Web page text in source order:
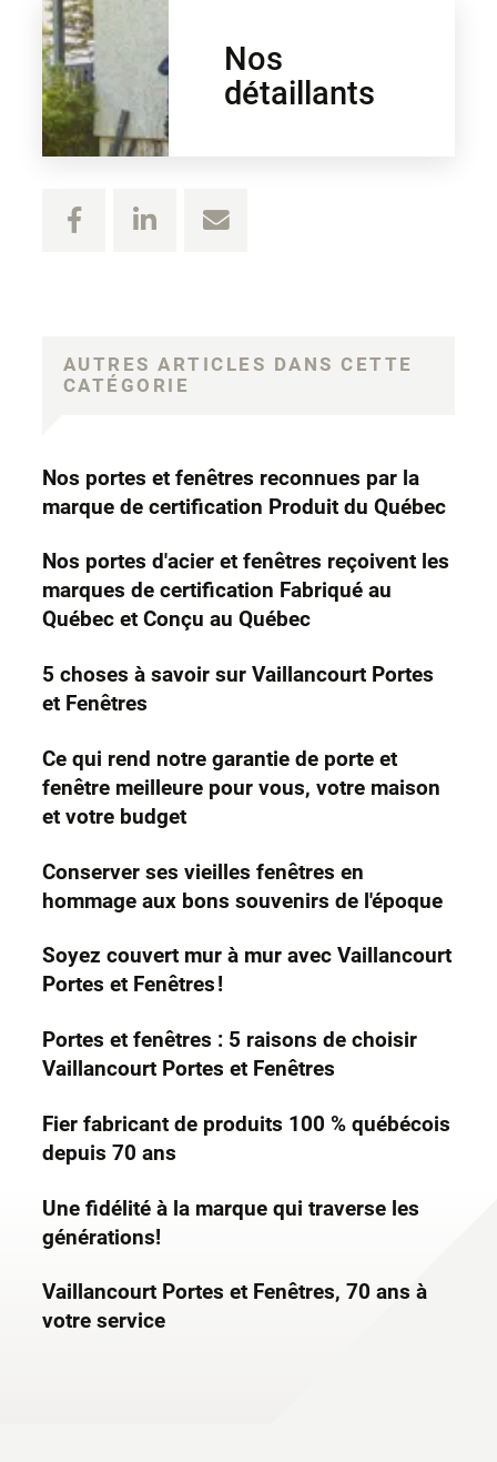
Nos
détaillants
AUTRES ARTICLES DANS CETTE
CATÉGORIE
Nos portes et fenêtres reconnues par la
marque de certification Produit du Québec
Nos portes d'acier et fenêtres reçoivent les
marques de certification Fabriqué au
Québec et Conçu au Québec
5 choses à savoir sur Vaillancourt Portes
et Fenêtres
Ce qui rend notre garantie de porte et
fenêtre meilleure pour vous, votre maison
et votre budget
Conserver ses vieilles fenêtres en
hommage aux bons souvenirs de l'époque
Soyez couvert mur à mur avec Vaillancourt
Portes et Fenêtres !
Portes et fenêtres : 5 raisons de choisir
Vaillancourt Portes et Fenêtres
Fier fabricant de produits 100 % québécois
depuis 70 ans
Une fidélité à la marque qui traverse les
générations!
Vaillancourt Portes et Fenêtres, 70 ans à
votre service